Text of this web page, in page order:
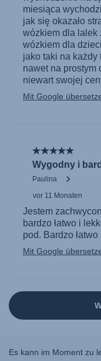
Es kann im Moment zu